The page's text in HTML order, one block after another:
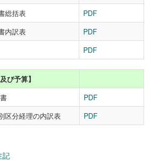
総括表
PDF
内訳表
PDF
PDF
び予算】
PDF
区分経理の内訳表
PDF
記